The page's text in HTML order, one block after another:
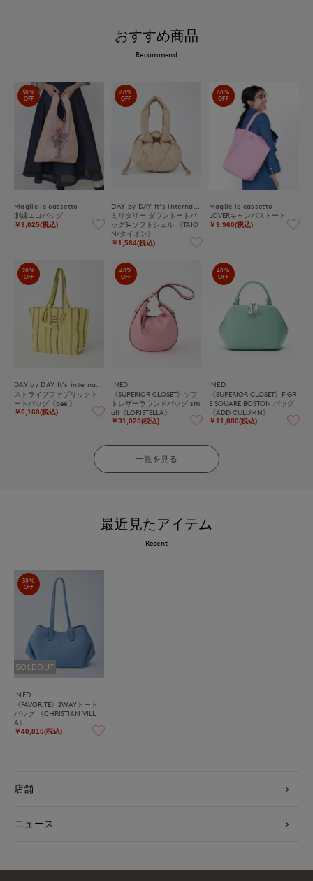
おすすめ商品
Recommend
50%
OFF
Maglie le cassetto
刺繍エコバッグ
￥3,025(税込)
60%
OFF
ミリタリー ダウントートバ
ッグS-ソフトシェル 《TAIO
N/タイオン》
￥1,584(税込)
60%
OFF
Maglie le cassetto
LOVERキャンバストート
￥3,960(税込)
20%
OFF
ストライプファブリックト
ートバッグ《beej》
￥6,160(税込)
40%
OFF
INED
《SUPERIOR CLOSET》ソフ
トレザーラウンドバッグ sm
all《LORISTELLA》
￥31,020(税込)
40%
OFF
INED
《SUPERIOR CLOSET》FIGR
E SOUARE BOSTON バッグ
《ADD CULUMN》
￥11,880(税込)
一覧を見る
最近見たアイテム
Recent
30%
OFF
SOLDOUT
INED
《FAVORITE》2WAYトート
バッグ 《CHRISTIAN VILL
A》
￥40,810(税込)
店舗
ニュース